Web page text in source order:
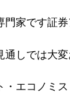
門家です証
通しでは大
・エコノミ